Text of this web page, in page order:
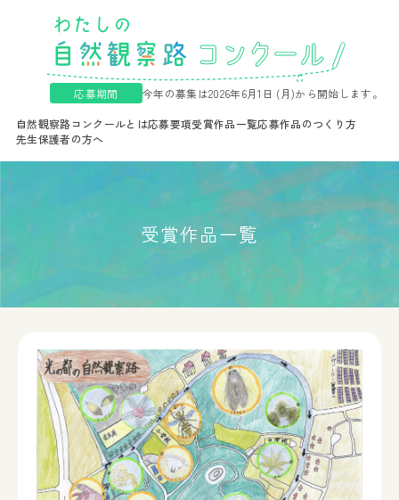
自然観察路コンクールとは応募要項受賞作品一覧応募作品のつくり方
先生保護者の方へ
応募期間 今年の募集は2026年6月1日 (月)から開始します。
受賞作品一覧